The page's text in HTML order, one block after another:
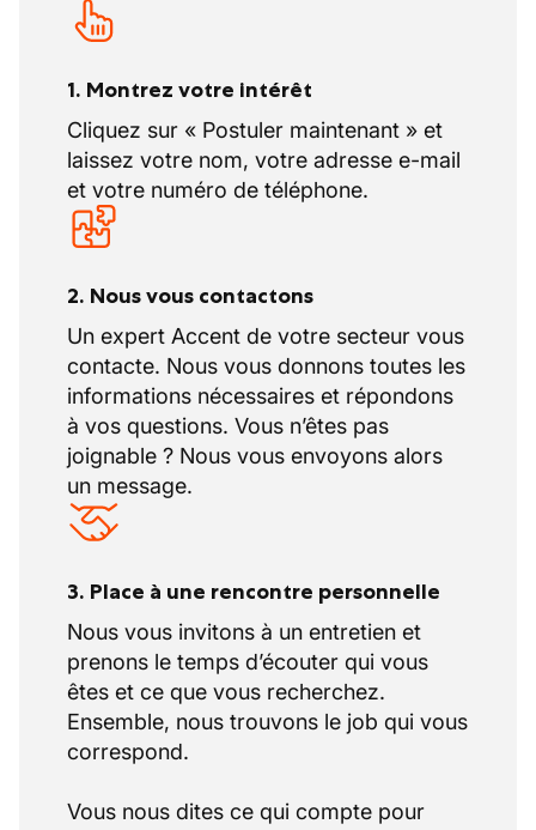
sous n'importe quelle forme de contrat.
1. Montrez votre intérêt
Cliquez sur « Postuler maintenant » et
laissez votre nom, votre adresse e-mail
et votre numéro de téléphone.
2. Nous vous contactons
Un expert Accent de votre secteur vous
contacte. Nous vous donnons toutes les
informations nécessaires et répondons
à vos questions. Vous n’êtes pas
joignable ? Nous vous envoyons alors
un message.
3. Place à une rencontre personnelle
Nous vous invitons à un entretien et
prenons le temps d’écouter qui vous
êtes et ce que vous recherchez.
Ensemble, nous trouvons le job qui vous
correspond.
Vous nous dites ce qui compte pour